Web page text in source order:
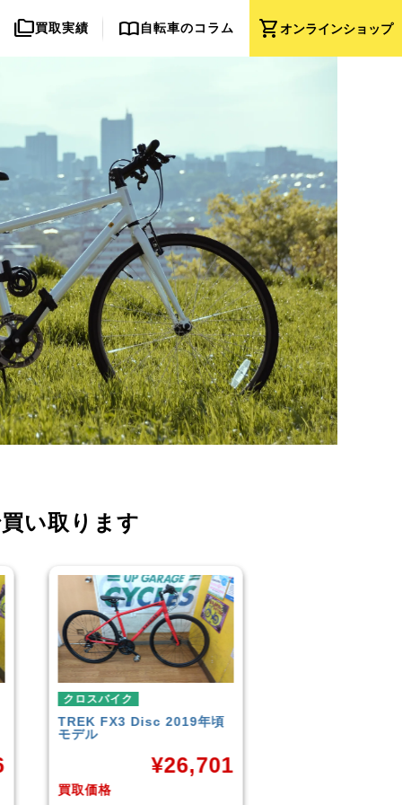
shopping_cartオンラインショップ
folder_copy買取実績 import_contacts自転車のコラム
い取ります
クロスバイク
TREK FX3 Disc 2019年頃
モデル
買取価格
¥26,701